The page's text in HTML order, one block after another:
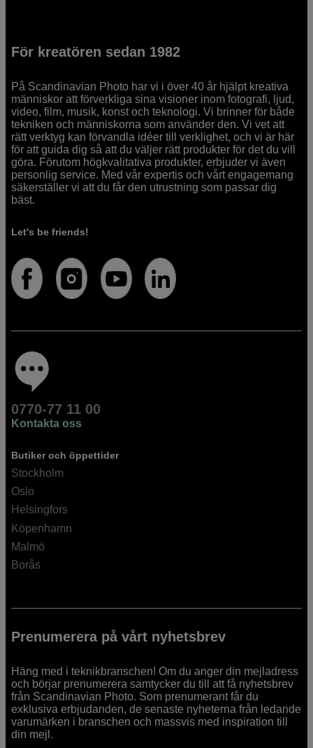
För kreatören sedan 1982
På Scandinavian Photo har vi i över 40 år hjälpt kreativa
människor att förverkliga sina visioner inom fotografi, ljud,
video, film, musik, konst och teknologi. Vi brinner för både
tekniken och människorna som använder den. Vi vet att
rätt verktyg kan förvandla idéer till verklighet, och vi är här
för att guida dig så att du väljer rätt produkter för det du vill
göra. Förutom högkvalitativa produkter, erbjuder vi även
personlig service. Med vår expertis och vårt engagemang
säkerställer vi att du får den utrustning som passar dig
bäst.
Let's be friends!
0770-77 11 00
Kontakta oss
Butiker och öppettider
Stockholm
Oslo
Helsingfors
Köpenhamn
Malmö
Borås
Prenumerera på vårt nyhetsbrev
Häng med i teknikbranschen! Om du anger din mejladress
och börjar prenumerera samtycker du till att få nyhetsbrev
från Scandinavian Photo. Som prenumerant får du
exklusiva erbjudanden, de senaste nyheterna från ledande
varumärken i branschen och massvis med inspiration till
din mejl.